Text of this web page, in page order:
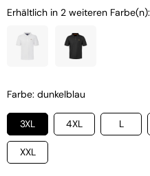
Erhältlich in 2 weiteren Farbe(n):
Farbe: dunkelblau
3XL 4XL L
XXL